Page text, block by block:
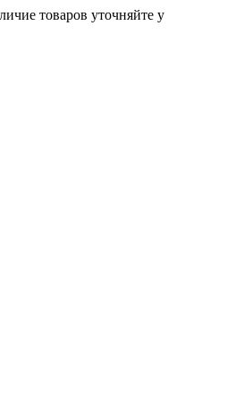
товаров уточняйте у